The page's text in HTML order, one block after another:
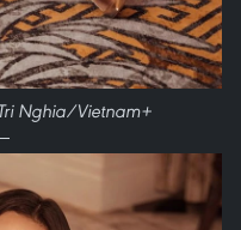
Nghia/Vietnam+